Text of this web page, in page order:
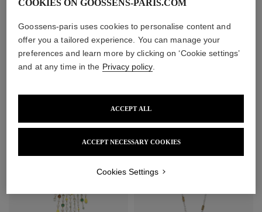
Boucles d'oreilles Puces
Boucles d'oreilles Clip
COOKIES ON GOOSSENS-PARIS.COM
Goossens-paris uses cookies to personalise content and
offer you a tailored experience. You can manage your
preferences and learn more by clicking on ‘Cookie settings’
and at any time in the Privacy policy.
ACCEPT NECESSARY COOKIES
ACCEPT ALL
Cookies Settings